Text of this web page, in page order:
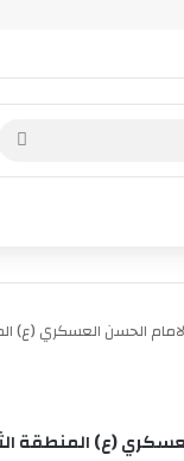
الحسن العسكري (ع)
(ع) المنطقة